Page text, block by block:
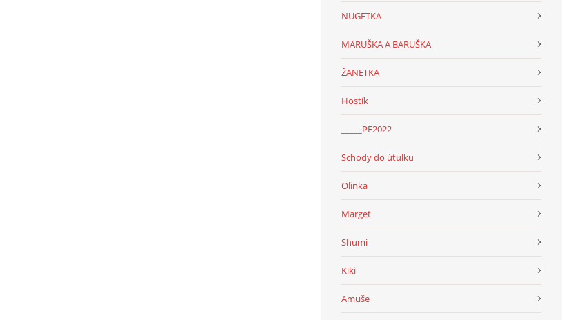
NUGETKA
MARUŠKA A BARUŠKA
ŽANETKA
Hostík
_____PF2022
Schody do útulku
Olinka
Marget
Shumi
Kiki
Amuše